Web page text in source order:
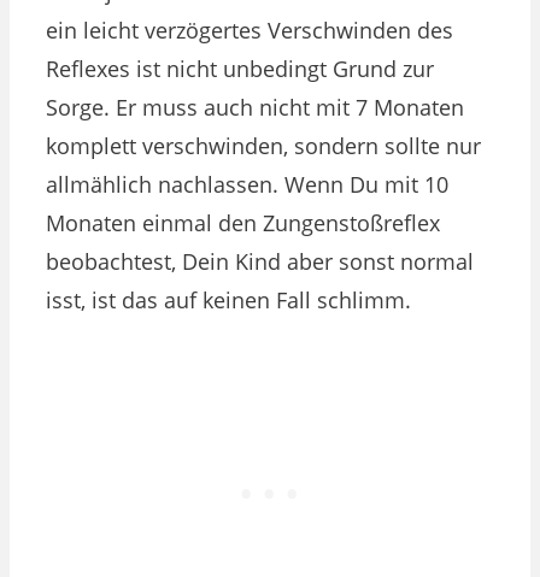
ein leicht verzögertes Verschwinden des
Reflexes ist nicht unbedingt Grund zur
Sorge. Er muss auch nicht mit 7 Monaten
komplett verschwinden, sondern sollte nur
allmählich nachlassen. Wenn Du mit 10
Monaten einmal den Zungenstoßreflex
beobachtest, Dein Kind aber sonst normal
isst, ist das auf keinen Fall schlimm.